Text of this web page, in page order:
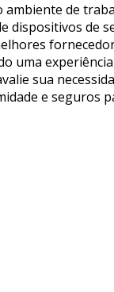
de
dispositivos de
uma
sua
e seguros